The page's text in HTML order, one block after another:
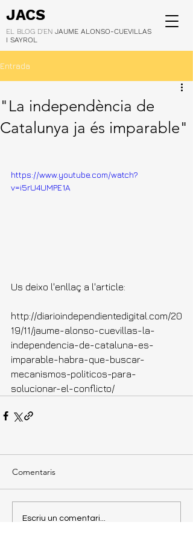
JACS
EL BLOG D'EN JAUME ALONSO-CUEVILLAS
I SAYROL
Entrada
"La independència de
Catalunya ja és imparable"
https://www.youtube.com/watch?
v=i5rU4UMPE1A
Us deixo l'enllaç a l'article:
http://diarioindependientedigital.com/20
19/11/jaume-alonso-cuevillas-la-
independencia-de-cataluna-es-
imparable-habra-que-buscar-
mecanismos-politicos-para-
solucionar-el-conflicto/
Comentaris
Escriu un comentari...